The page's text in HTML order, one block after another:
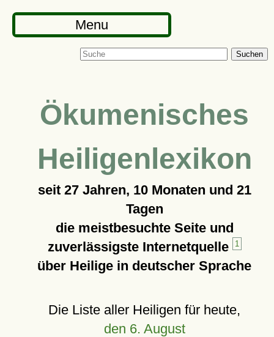
Menu
Suchen
Ökumenisches
Heiligenlexikon
seit 27 Jahren, 10 Monaten und 21
Tagen
die meistbesuchte Seite und
zuverlässigste Internetquelle
1
über Heilige in deutscher Sprache
Die Liste aller Heiligen für heute,
den 6. August